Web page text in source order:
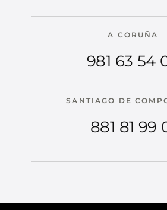
A CORUÑA
981 63 54
SANTIAGO DE
881 81 99